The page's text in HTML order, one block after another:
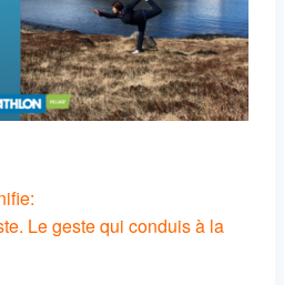
Le geste qui conduis à la